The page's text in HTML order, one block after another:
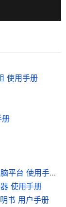
使用手册
册
广州友善之臂科技有限公司 SBC-2410X 电脑平台 使用手册 Version0.9
使用手册
书 用户手册